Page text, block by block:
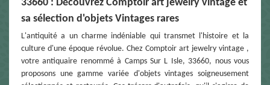
33660 : Découvrez Comptoir art jewelry vintage et
sa sélection d'objets Vintages rares
L'antiquité a un charme indéniable qui transmet l'histoire et la
culture d'une époque révolue. Chez Comptoir art jewelry vintage ,
votre antiquaire renommé à Camps Sur L Isle, 33660, nous vous
proposons une gamme variée d'objets vintages soigneusement